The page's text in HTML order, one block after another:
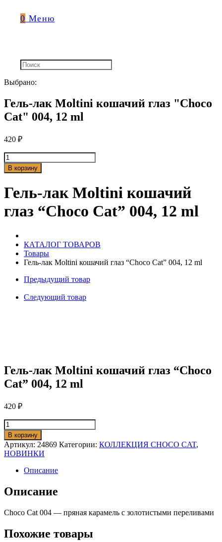
0 Меню
Выбрано:
Гель-лак Moltini кошачий глаз "Choco
Cat" 004, 12 ml
420 ₽
Количество
товара
Гель-
Moltini
кошачий
глаз
"Choco
004,
В корзину
Гель-лак Moltini кошачий
глаз “Choco Cat” 004, 12 ml
КАТАЛОГ ТОВАРОВ
Товары
Гель-лак Moltini кошачий глаз “Choco Cat” 004, 12 ml
Предыдущий товар
Следующий товар
Гель-лак Moltini кошачий глаз “Choco
Cat” 004, 12 ml
420 ₽
Количество
товара
Гель-
лак
Moltini
кошачий
"Choco
Cat"
12
В корзину
Артикул: 24869 Категории: КОЛЛЕКЦИЯ CHOCO CAT,
НОВИНКИ
Описание
Описание
Choco Cat 004 — пряная карамель с золотистыми переливами
Похожие товары